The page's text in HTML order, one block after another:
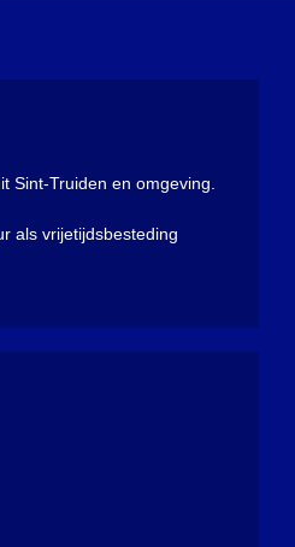
Sint-Truiden en omgeving.
als vrijetijdsbesteding